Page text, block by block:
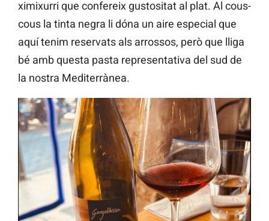
ximixurri que confereix gustositat al plat. Al cous-
cous la tinta negra li dóna un aire especial que
aquí tenim reservats als arrossos, però que lliga
bé amb questa pasta representativa del sud de
la nostra Mediterrànea.